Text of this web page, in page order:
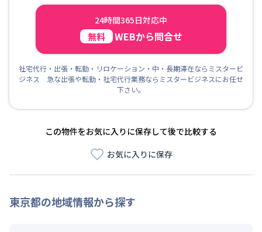
24時間365日対応中
無料 WEBから問合せ
社宅代行・出張・転勤・リロケーション・中・長期滞在ならミスタービ
ジネス 急な出張や転勤・社宅代行業務ならミスタービジネスにお任せ
下さい。
この物件をお気に入りに保存して後で比較する
お気に入りに保存
東京都の地域情報から探す